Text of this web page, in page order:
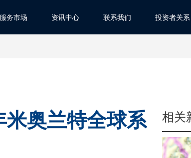
服务市场 资讯中心 联系我们 投资者关系
奥兰特全球系
相关